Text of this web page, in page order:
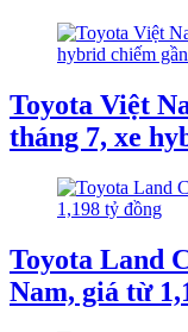
Toyota Việt
tháng 7, xe
Toyota Land
Nam, giá từ